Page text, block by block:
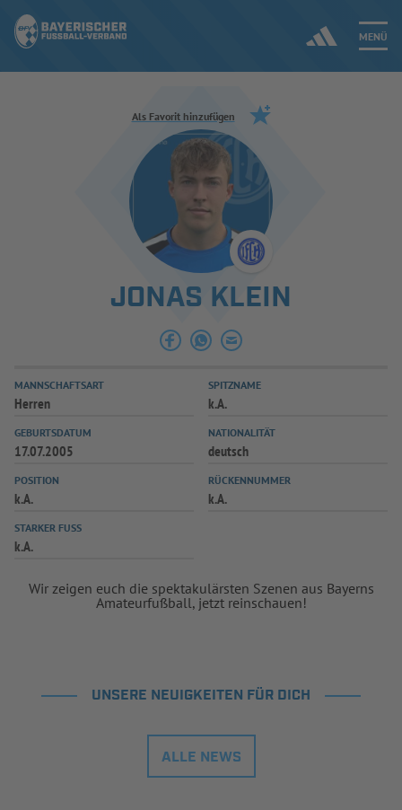
MENÜ
Jetzt einloggen
ERGEBNISSE & WETTBEWERBE
SPIELBETRIEB & VERBANDSLEBEN
AUSBILDUNG & FÖRDERUNG
SPIELPLUS
Als Favorit hinzufügen
JONAS KLEIN
MANNSCHAFTSART
Herren
SPITZNAME
k.A.
GEBURTSDATUM
17.07.2005
NATIONALITÄT
deutsch
POSITION
k.A.
RÜCKENNUMMER
k.A.
STARKER FUSS
k.A.
Wir zeigen euch die spektakulärsten Szenen aus Bayerns
Amateurfußball, jetzt reinschauen!
UNSERE NEUIGKEITEN FÜR DICH
ALLE NEWS